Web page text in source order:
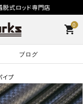
脱式ロッド専門店
0
shopping_cart
ブログ
イプ